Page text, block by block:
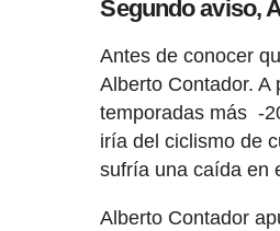
Segundo aviso,
Antes de conocer
Alberto Contador.
temporadas más -
iría del ciclismo de
sufría una caída en
Alberto Contador